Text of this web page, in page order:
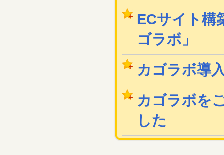
ECサイト構
ゴラボ」
カゴラボ導
カゴラボを
した